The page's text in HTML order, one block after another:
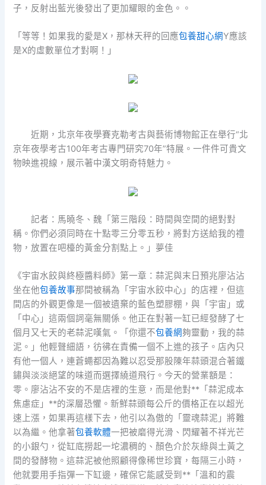
子，反射出藍光後發出了更加耀眼的金色。。
「等等！如果我的愛是X，那林天秤的回應包養甜心網Y應該
是X的虛數單位才對啊！」
近期，北京年夜學賽克勒考古與藝術博物館正在舉行“北
京年夜學考古100年考古專門研究70年”特展。一件件可貴文
物映進視線，展示著中漢文明奇特魅力。
記者：馬曉冬、魏「第三階段：時間與空間的絕對對
稱。你們必須同時在十點零三分零五秒，將對方送給我的禮
物，放置在吧檯的黃金分割點上。」夢佳
《宇宙水餃與終極醬料師》第一章：蒜泥與末日預兆廖沾沾
坐在他包養故事那間被稱為「宇宙水餃中心」的店裡，但這
間店的外觀更像是一個被遺棄的藍色塑膠棚，與「宇宙」或
「中心」這兩個詞毫無關係。他正在對著一缸已經發酵了七
個月又七天的老蒜泥嘆氣。「你還不包養網夠靈動，我的蒜
泥。」他輕聲細語，彷彿在責備一個不上進的孩子。店內只
有他一個人，連蒼蠅都因為難以忍受那股陳年蒜頭混合著鐵
鏽與淡淡絕望的味道而選擇繞道飛行。今天的營業額是：
零。廖沾沾不安的不是店裡的生意，而是他對**「蒜泥成本
焦慮症」**的深層恐懼。新鮮蒜頭每公斤的價格正在以超光
速上漲，如果再這樣下去，他引以為傲的「靈魂蒜泥」將難
以為繼。他拿著包養軟體一把被磨得光滑、閃耀著不祥光芒
的小銀勺，從缸底撈起一坨濃稠的、顏色介於灰綠與土黃之
間的發酵物。這蒜泥被他照顧得像稀世珍寶，每隔三小時，
他就要用手指彈一下缸邊，確保它能感受到**「溫和的震